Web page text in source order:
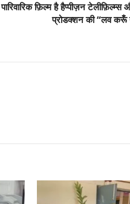
पारिवारिक फ़िल्म है हैप्पीज़न टेलीफ़िल्म्स
प्रोडक्शन की “लव करूँ